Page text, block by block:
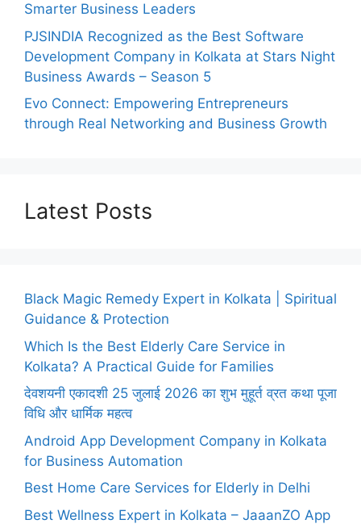
Smarter Business Leaders
PJSINDIA Recognized as the Best Software
Development Company in Kolkata at Stars Night
Business Awards – Season 5
Evo Connect: Empowering Entrepreneurs
through Real Networking and Business Growth
Latest Posts
Black Magic Remedy Expert in Kolkata | Spiritual
Guidance & Protection
Which Is the Best Elderly Care Service in
Kolkata? A Practical Guide for Families
देवशयनी एकादशी 25 जुलाई 2026 का शुभ मुहूर्त व्रत कथा पूजा
विधि और धार्मिक महत्व
Android App Development Company in Kolkata
for Business Automation
Best Home Care Services for Elderly in Delhi
Best Wellness Expert in Kolkata – JaaanZO App